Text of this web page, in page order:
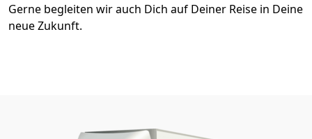
Gerne begleiten wir auch Dich auf Deiner Reise in Deine
neue Zukunft.